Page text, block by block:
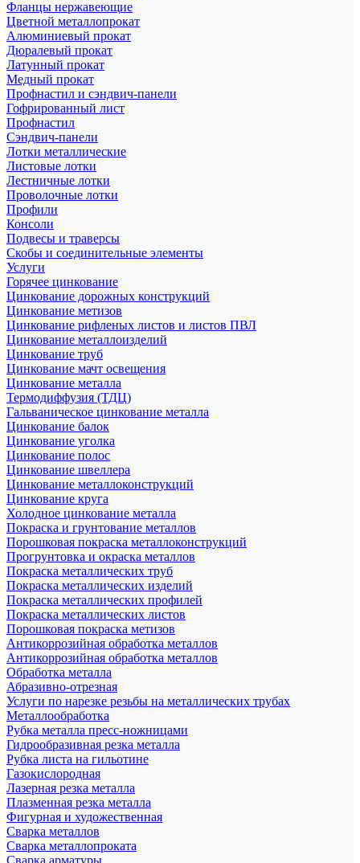
Фланцы нержавеющие
Цветной металлопрокат
Алюминиевый прокат
Дюралевый прокат
Латунный прокат
Медный прокат
Профнастил и сэндвич-панели
Гофрированный лист
Профнастил
Сэндвич-панели
Лотки металлические
Листовые лотки
Лестничные лотки
Проволочные лотки
Профили
Консоли
Подвесы и траверсы
Скобы и соединительные элементы
Услуги
Горячее цинкование
Цинкование дорожных конструкций
Цинкование метизов
Цинкование рифленых листов и листов ПВЛ
Цинкование металлоизделий
Цинкование труб
Цинкование мачт освещения
Цинкование металла
Термодиффузия (ТДЦ)
Гальваническое цинкование металла
Цинкование балок
Цинкование уголка
Цинкование полос
Цинкование швеллера
Цинкование металлоконструкций
Цинкование круга
Холодное цинкование металла
Покраска и грунтование металлов
Порошковая покраска металлоконструкций
Прогрунтовка и окраска металлов
Покраска металлических труб
Покраска металлических изделий
Покраска металлических профилей
Покраска металлических листов
Порошковая покраска метизов
Антикоррозийная обработка металлов
Антикоррозийная обработка металлов
Обработка металла
Абразивно-отрезная
Услуги по нарезке резьбы на металлических трубах
Металлообработка
Рубка металла пресс-ножницами
Гидрообразивная резка металла
Рубка листа на гильотине
Газокислородная
Лазерная резка металла
Плазменная резка металла
Фигурная и художественная
Сварка металлов
Сварка металлопроката
Сварка арматуры